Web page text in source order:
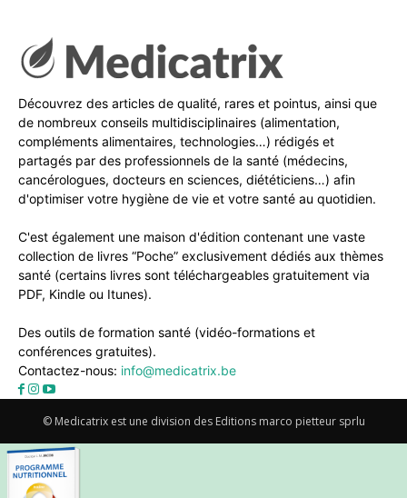
Découvrez des articles de qualité, rares et pointus, ainsi que
de nombreux conseils multidisciplinaires (alimentation,
compléments alimentaires, technologies…) rédigés et
partagés par des professionnels de la santé (médecins,
cancérologues, docteurs en sciences, diététiciens…) afin
d'optimiser votre hygiène de vie et votre santé au quotidien.
C'est également une maison d'édition contenant une vaste
collection de livres “Poche” exclusivement dédiés aux thèmes
santé (certains livres sont téléchargeables gratuitement via
PDF, Kindle ou Itunes).
Des outils de formation santé (vidéo-formations et
conférences gratuites).
Contactez-nous: info@medicatrix.be
© Medicatrix est une division des Editions marco pietteur sprlu